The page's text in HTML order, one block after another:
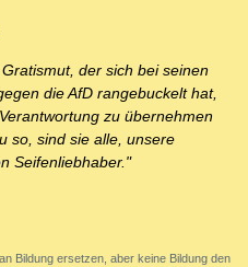
der sich bei seinen
die AfD rangebuckelt hat,
zu übernehmen
so, sind sie alle, unsere
Seifenliebhaber."
Bildung ersetzen, aber keine Bildung den